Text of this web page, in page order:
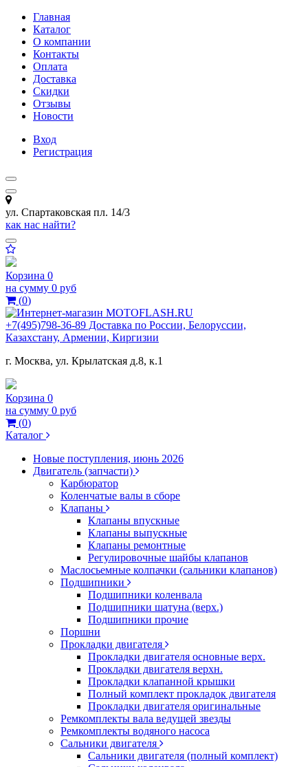
Главная
Каталог
О компании
Контакты
Оплата
Доставка
Скидки
Отзывы
Новости
Вход
Регистрация
ул. Спартаковская пл. 14/3
как нас найти?
Корзина 0
на сумму 0 руб
(0)
+7(495)798-36-89 Доставка по России, Белоруссии,
Казахстану, Армении, Киргизии
г. Москва, ул. Крылатская д.8, к.1
Корзина 0
на сумму 0 руб
(0)
Каталог
Новые поступления, июнь 2026
Двигатель (запчасти)
Карбюратор
Коленчатые валы в сборе
Клапаны
Клапаны впускные
Клапаны выпускные
Клапаны ремонтные
Регулировочные шайбы клапанов
Маслосьемные колпачки (сальники клапанов)
Подшипники
Подшипники коленвала
Подшипники шатуна (верх.)
Подшипники прочие
Поршни
Прокладки двигателя
Прокладки двигателя основные верх.
Прокладки двигателя верхн.
Прокладки клапанной крышки
Полный комплект прокладок двигателя
Прокладки двигателя оригинальные
Ремкомплекты вала ведущей звезды
Ремкомплекты водяного насоса
Сальники двигателя
Сальники двигателя (полный комплект)